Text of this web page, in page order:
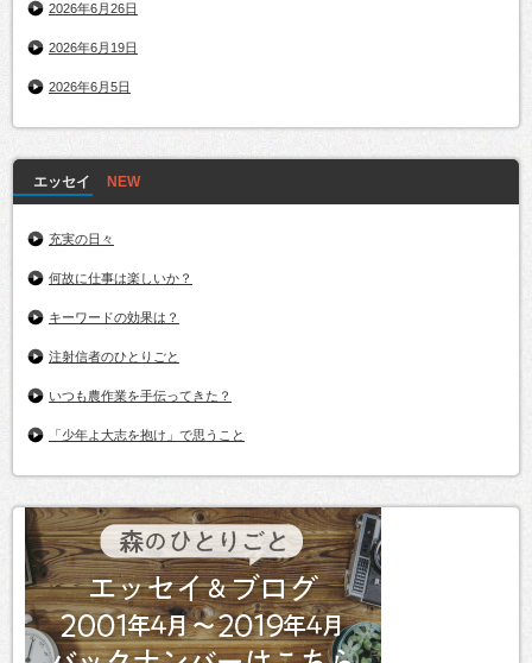
2026年6月26日
2026年6月19日
2026年6月5日
エッセイ
充実の日々
何故に仕事は楽しいか？
キーワードの効果は？
注射信者のひとりごと
いつも農作業を手伝ってきた？
「少年よ大志を抱け」で思うこと